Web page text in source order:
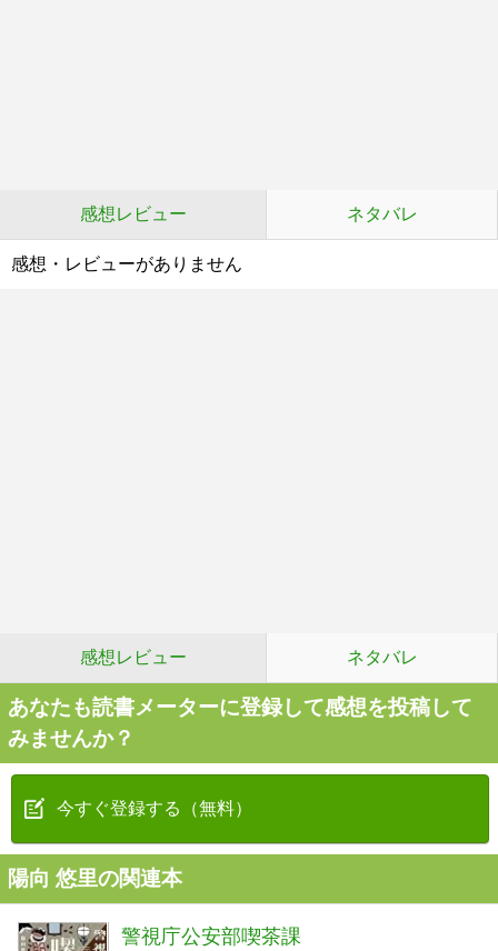
感想レビュー ネタバレ
感想・レビューがありません
感想レビュー ネタバレ
あなたも読書メーターに登録して感想を投稿して
みませんか？
今すぐ登録する（無料）
陽向 悠里の関連本
警視庁公安部喫茶課